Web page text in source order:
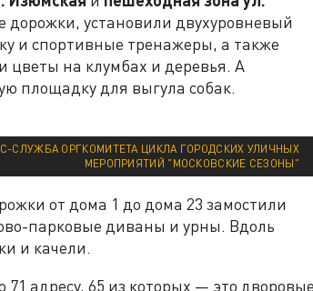
установили двухуровневый
и спортивные тренажеры, а также
на клумбах и деревья. А
площадку для выгула собак.
СЛУЖБА ОРГКОМИТЕТА ЦИКЛА ГОРОДСКИХ УЛИЧНЫХ
МЕРОПРИЯТИЙ "МОСКОВСКИЕ СЕЗОНЫ"
от дома 1 до дома 23 замостили
парковые диваны и урны. Вдоль
и качели.
адресу, 65 из которых — это дворовые